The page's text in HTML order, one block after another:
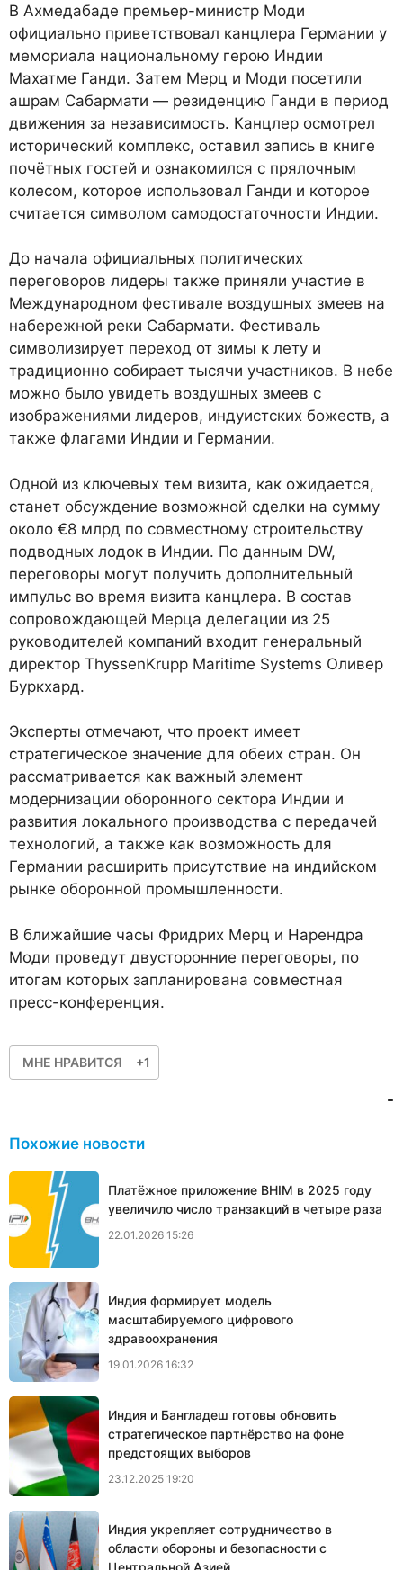
В Ахмедабаде премьер-министр Моди
официально приветствовал канцлера Германии у
мемориала национальному герою Индии
Махатме Ганди. Затем Мерц и Моди посетили
ашрам Сабармати — резиденцию Ганди в период
движения за независимость. Канцлер осмотрел
исторический комплекс, оставил запись в книге
почётных гостей и ознакомился с прялочным
колесом, которое использовал Ганди и которое
считается символом самодостаточности Индии.
До начала официальных политических
переговоров лидеры также приняли участие в
Международном фестивале воздушных змеев на
набережной реки Сабармати. Фестиваль
символизирует переход от зимы к лету и
традиционно собирает тысячи участников. В небе
можно было увидеть воздушных змеев с
изображениями лидеров, индуистских божеств, а
также флагами Индии и Германии.
Одной из ключевых тем визита, как ожидается,
станет обсуждение возможной сделки на сумму
около €8 млрд по совместному строительству
подводных лодок в Индии. По данным DW,
переговоры могут получить дополнительный
импульс во время визита канцлера. В состав
сопровождающей Мерца делегации из 25
руководителей компаний входит генеральный
директор ThyssenKrupp Maritime Systems Оливер
Буркхард.
Эксперты отмечают, что проект имеет
стратегическое значение для обеих стран. Он
рассматривается как важный элемент
модернизации оборонного сектора Индии и
развития локального производства с передачей
технологий, а также как возможность для
Германии расширить присутствие на индийском
рынке оборонной промышленности.
В ближайшие часы Фридрих Мерц и Нарендра
Моди проведут двусторонние переговоры, по
итогам которых запланирована совместная
пресс-конференция.
МНЕ НРАВИТСЯ +1
-
Похожие новости
Платёжное приложение BHIM в 2025 году
увеличило число транзакций в четыре раза
22.01.2026 15:26
Индия формирует модель
масштабируемого цифрового
здравоохранения
19.01.2026 16:32
Индия и Бангладеш готовы обновить
стратегическое партнёрство на фоне
предстоящих выборов
23.12.2025 19:20
Индия укрепляет сотрудничество в
области обороны и безопасности с
Центральной Азией